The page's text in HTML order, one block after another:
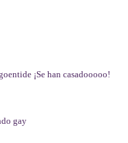
¡Se han casadooooo!
gay